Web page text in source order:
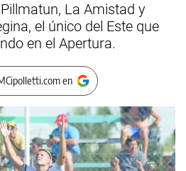
La Amistad y
el único del Este que
en el Apertura.
en